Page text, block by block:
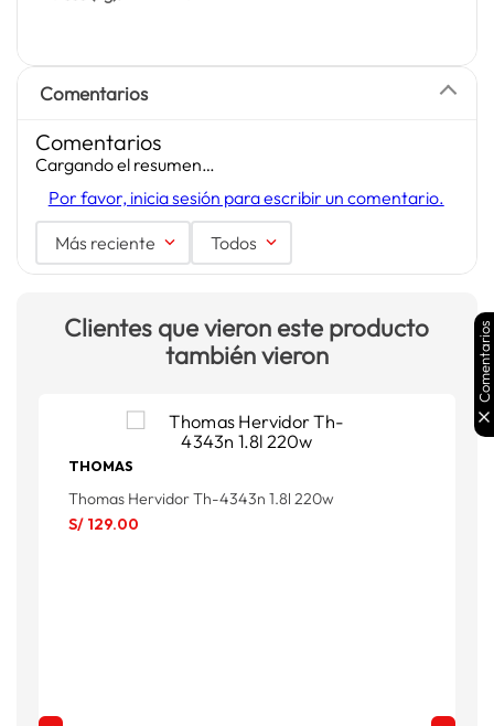
Comentarios
Comentarios
Cargando el resumen…
Por favor, inicia sesión para escribir un comentario.
Más reciente Todos
Clientes que vieron este producto
también vieron
THOMAS
Thomas Hervidor Th-4343n 1.8l 220w
S/ 129.00
Comentarios